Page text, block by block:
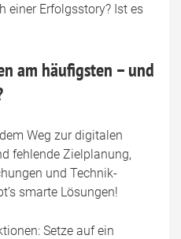
einer Erfolgsstory? Ist es
am häufigsten – und
Weg zur digitalen
fehlende Zielplanung,
und Technik-
smarte Lösungen!
Setze auf ein